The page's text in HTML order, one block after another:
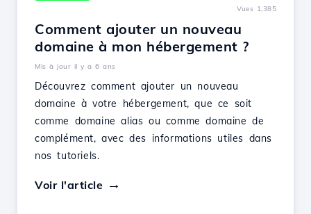
Vues 1,385
Comment ajouter un nouveau
domaine à mon hébergement ?
Mis à jour il y a 6 ans
Découvrez comment ajouter un nouveau
domaine à votre hébergement, que ce soit
comme domaine alias ou comme domaine de
complément, avec des informations utiles dans
nos tutoriels.
Voir l'article